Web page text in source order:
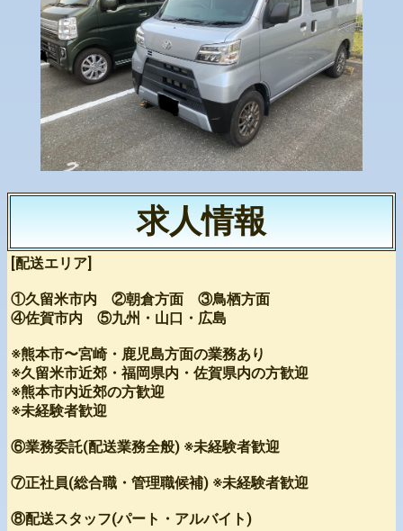
求人情報
[配送エリア]
①久留米市内 ②朝倉方面 ③鳥栖方面
④佐賀市内 ⑤九州・山口・広島
※熊本市〜宮崎・鹿児島方面の業務あり
※久留米市近郊・福岡県内・佐賀県内の方歓迎
※熊本市内近郊の方歓迎
※未経験者歓迎
⑥業務委託(配送業務全般) ※未経験者歓迎
⑦正社員(総合職・管理職候補) ※未経験者歓迎
⑧配送スタッフ(パート・アルバイト)